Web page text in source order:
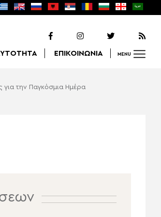
ΕΠΙΚΟΙΝΩΝΙΑ MENU
Αναζήτηση
για την Παγκόσμια Ημέρα